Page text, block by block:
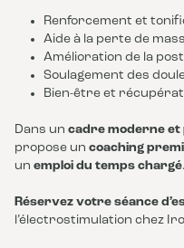
Renforcement et
Aide à la perte de
Amélioration de la
Soulagement des
Bien-être et
Dans un cadre moderne et
propose un coaching
un emploi du temps chargé.
Réservez votre séance
l’électrostimulation chez